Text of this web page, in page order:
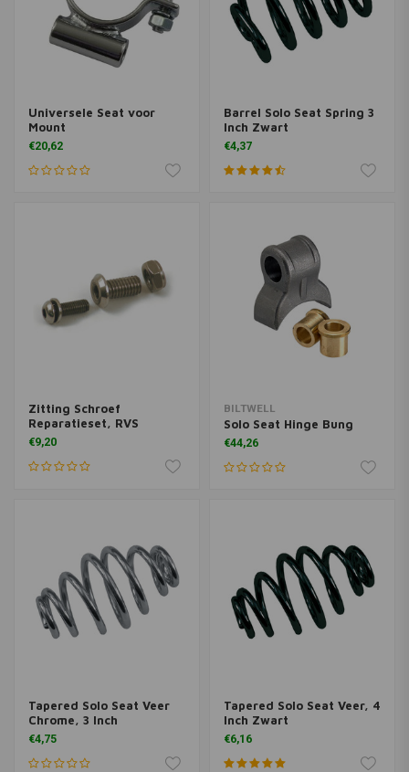
Universele Seat voor
Mount
€20,62
Barrel Solo Seat Spring 3
Inch Zwart
€4,37
Zitting Schroef
Reparatieset, RVS
€9,20
BILTWELL
Solo Seat Hinge Bung
€44,26
Tapered Solo Seat Veer
Chrome, 3 Inch
€4,75
Tapered Solo Seat Veer, 4
Inch Zwart
€6,16